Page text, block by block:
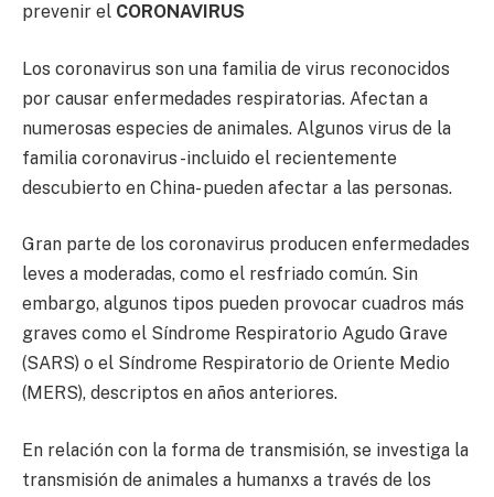
prevenir el CORONAVIRUS
Los coronavirus son una familia de virus reconocidos
por causar enfermedades respiratorias. Afectan a
numerosas especies de animales. Algunos virus de la
familia coronavirus -incluido el recientemente
descubierto en China- pueden afectar a las personas.
Gran parte de los coronavirus producen enfermedades
leves a moderadas, como el resfriado común. Sin
embargo, algunos tipos pueden provocar cuadros más
graves como el Síndrome Respiratorio Agudo Grave
(SARS) o el Síndrome Respiratorio de Oriente Medio
(MERS), descriptos en años anteriores.
En relación con la forma de transmisión, se investiga la
transmisión de animales a humanxs a través de los